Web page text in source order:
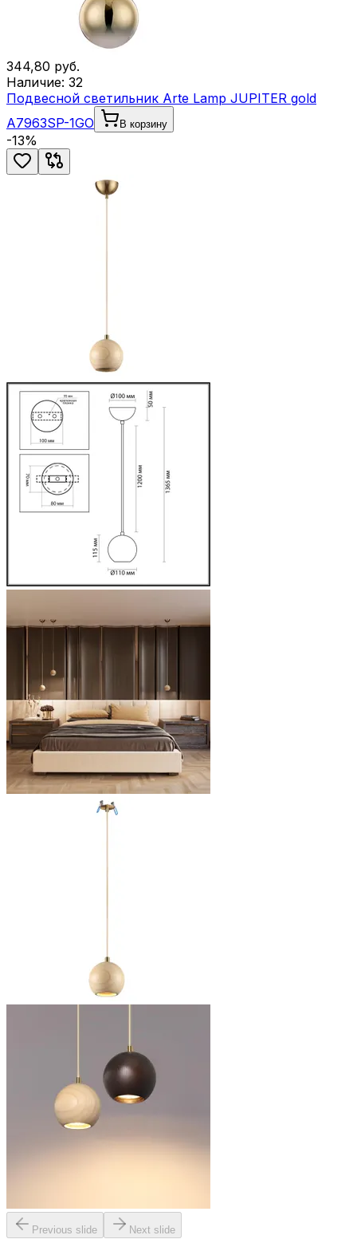
344,80 руб.
Наличие: 32
Подвесной светильник Arte Lamp JUPITER gold
A7963SP-1GO
В корзину
-13%
Previous slide Next slide